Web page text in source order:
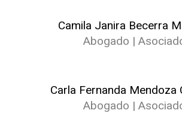
Camila Janira Becerra
Abogado |
Carla Fernanda Mendoza
Abogado |